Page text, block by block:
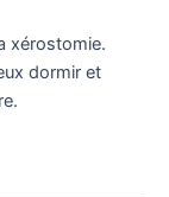
xérostomie.
dormir et